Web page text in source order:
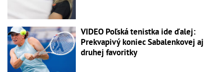
VIDEO Poľská tenistka ide ďalej:
Prekvapivý koniec Sabalenkovej aj
druhej favoritky